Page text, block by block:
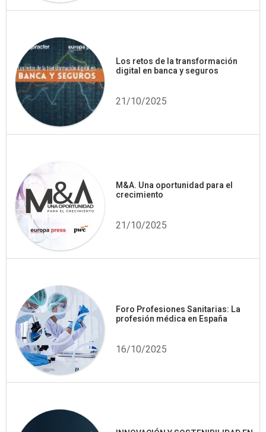
Los retos de la transformación
digital en banca y seguros
21/10/2025
M&A. Una oportunidad para el
crecimiento
21/10/2025
Foro Profesiones Sanitarias: La
profesión médica en España
16/10/2025